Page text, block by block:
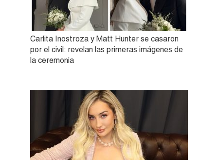
Carlita Inostroza y Matt Hunter se casaron
por el civil: revelan las primeras imágenes de
la ceremonia